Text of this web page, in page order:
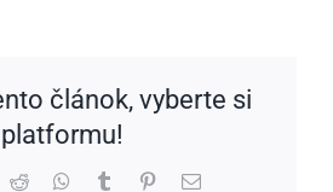
článok, vyberte si
platformu!
Reddit WhatsApp
Tumblr PinterestEmail